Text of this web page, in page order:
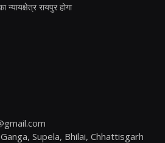
न्यायक्षेत्र रायपुर होगा
Supela, Bhilai, Chhattisgarh